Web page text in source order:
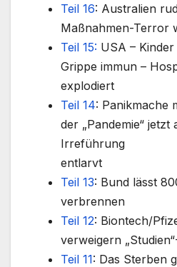
Teil 16: Australien
Maßnahmen-Terror
Teil 15: USA –
Grippe immun –
explodiert
Teil 14: Panikmache
der „Pandemie“ jetzt
Irreführung
entlarvt
Teil 13: Bund lässt
verbrennen
Teil 12: Biontech/
verweigern
Teil 11: Das Sterben